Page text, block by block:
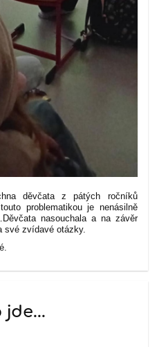
děvčata z pátých ročníků
problematikou je nenásilně
nasouchala a na závěr
své zvídavé otázky.